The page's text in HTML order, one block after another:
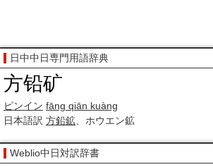
日中中日専門用語辞典
方铅矿
ピンイン fāng qiān kuàng
日本語訳 方鉛鉱 、ホウエン鉱
Weblio中日対訳辞書